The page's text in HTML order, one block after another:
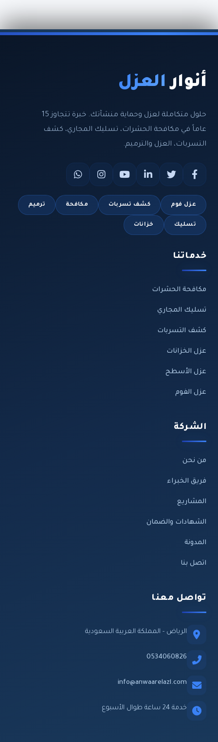
أنوار العزل
حلول متكاملة لعزل وحماية منشآتك. خبرة تتجاوز 15
عاماً في مكافحة الحشرات، تسليك المجاري، كشف
التسربات، العزل والترميم.
عزل فوم كشف تسربات مكافحة ترميم
تسليك خزانات
خدماتنا
مكافحة الحشرات
تسليك المجاري
كشف التسربات
عزل الخزانات
عزل الأسطح
عزل الفوم
الشركة
من نحن
فريق الخبراء
المشاريع
الشهادات والضمان
المدونة
اتصل بنا
تواصل معنا
الرياض - المملكة العربية السعودية
0534060826
info@anwaarelazl.com
خدمة 24 ساعة طوال الأسبوع